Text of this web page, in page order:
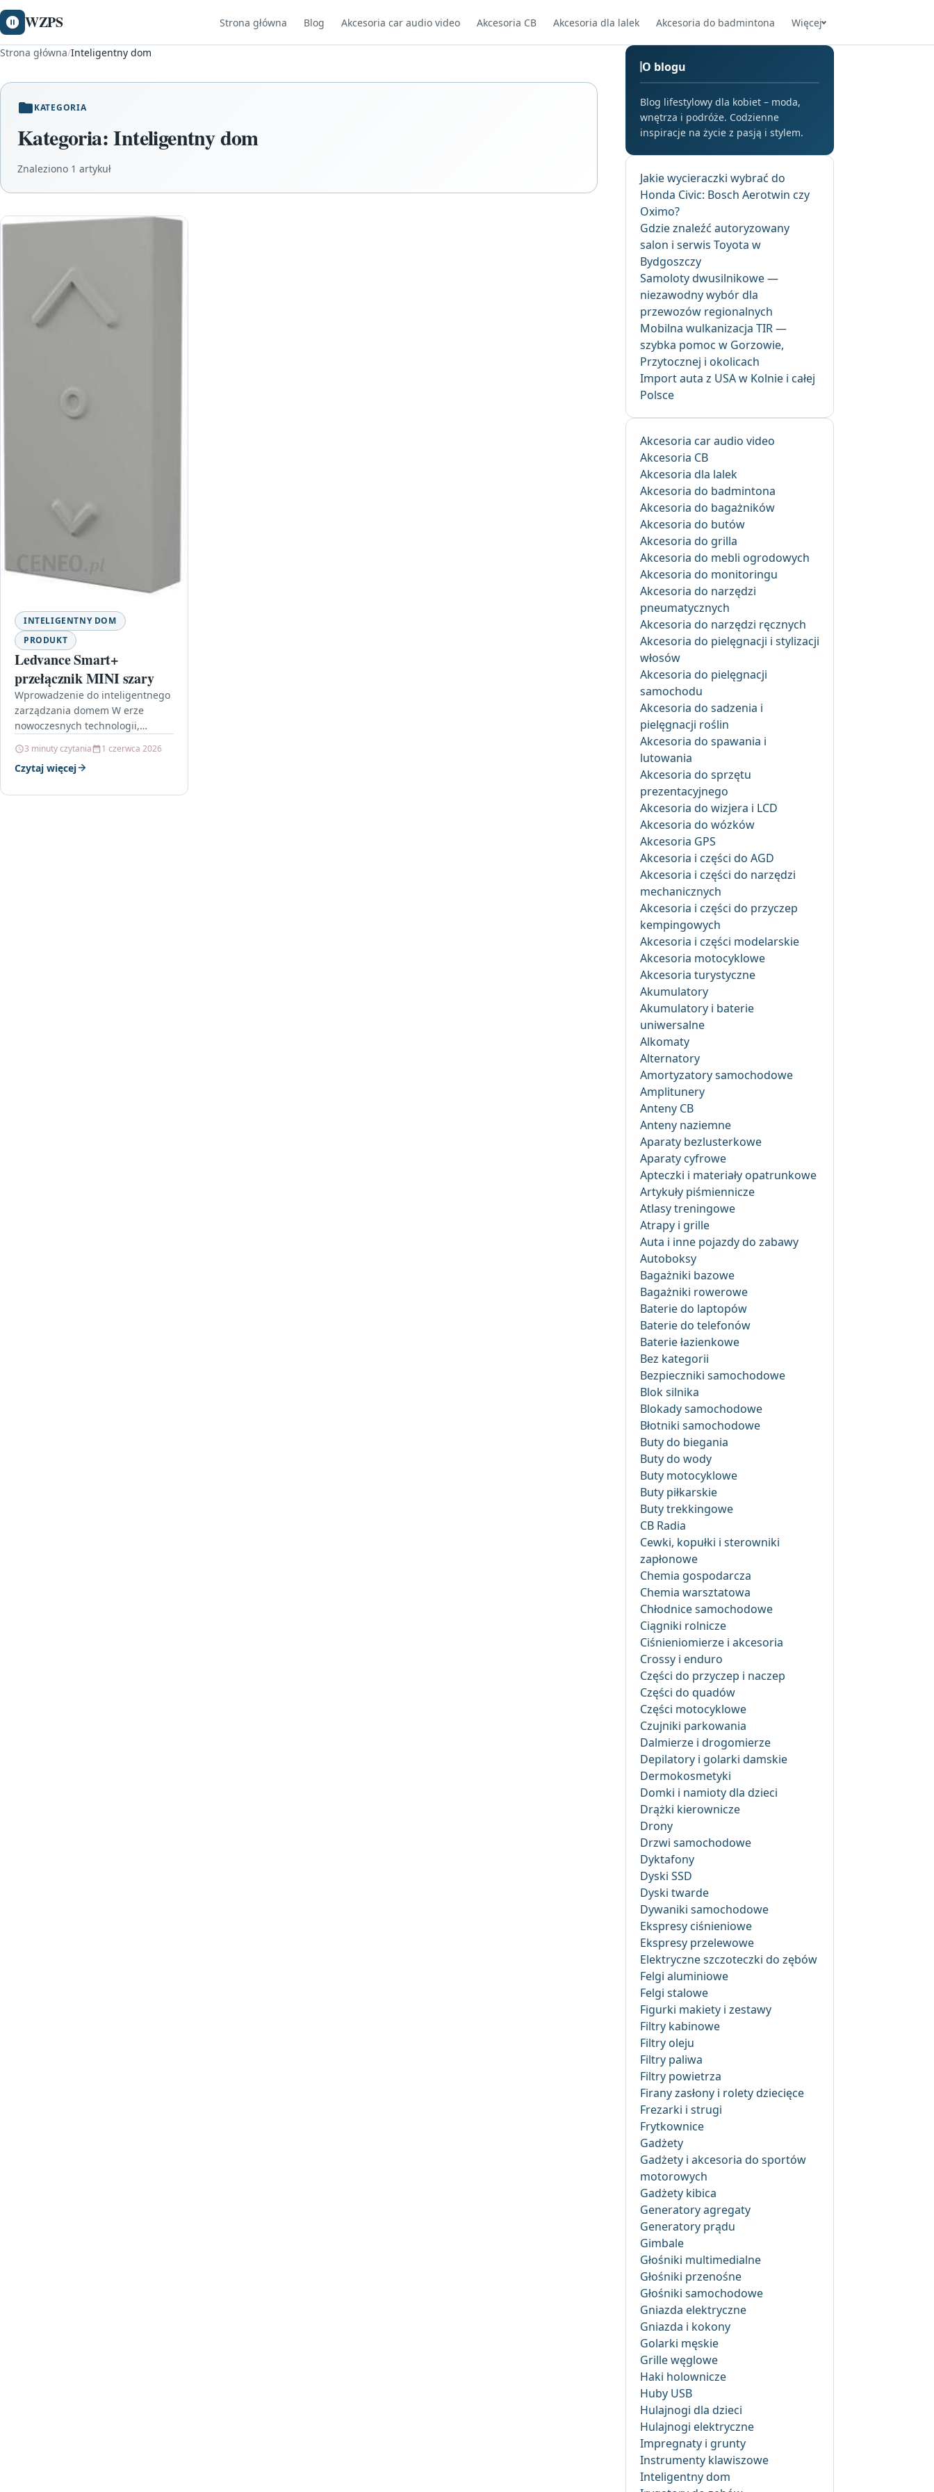
WZPS Strona główna Blog Akcesoria car audio video Akcesoria CB Akcesoria dla lalek Akcesoria do badmintona Więcej
Strona główna/Inteligentny dom
KATEGORIA
Kategoria:Inteligentny dom
Znaleziono 1 artykuł
INTELIGENTNY DOM
PRODUKT
Ledvance Smart+
przełącznik MINI szary
Wprowadzenie do inteligentnego
zarządzania domem W erze
nowoczesnych technologii,
zaczynają dominować w naszych
domach. Jednym z produktów,
3 minuty czytania 1 czerwca 2026
Czytaj więcej
O blogu
Blog lifestylowy dla kobiet – moda,
wnętrza i podróże. Codzienne
inspiracje na życie z pasją i stylem.
Jakie wycieraczki wybrać do
Honda Civic: Bosch Aerotwin czy
Oximo?
Gdzie znaleźć autoryzowany
salon i serwis Toyota w
Bydgoszczy
Samoloty dwusilnikowe —
niezawodny wybór dla
przewozów regionalnych
Mobilna wulkanizacja TIR —
szybka pomoc w Gorzowie,
Przytocznej i okolicach
Import auta z USA w Kolnie i całej
Polsce
Akcesoria car audio video
Akcesoria CB
Akcesoria dla lalek
Akcesoria do badmintona
Akcesoria do bagażników
Akcesoria do butów
Akcesoria do grilla
Akcesoria do mebli ogrodowych
Akcesoria do monitoringu
Akcesoria do narzędzi
pneumatycznych
Akcesoria do narzędzi ręcznych
Akcesoria do pielęgnacji i stylizacji
włosów
Akcesoria do pielęgnacji
samochodu
Akcesoria do sadzenia i
pielęgnacji roślin
Akcesoria do spawania i
lutowania
Akcesoria do sprzętu
prezentacyjnego
Akcesoria do wizjera i LCD
Akcesoria do wózków
Akcesoria GPS
Akcesoria i części do AGD
Akcesoria i części do narzędzi
mechanicznych
Akcesoria i części do przyczep
kempingowych
Akcesoria i części modelarskie
Akcesoria motocyklowe
Akcesoria turystyczne
Akumulatory
Akumulatory i baterie
uniwersalne
Alkomaty
Alternatory
Amortyzatory samochodowe
Amplitunery
Anteny CB
Anteny naziemne
Aparaty bezlusterkowe
Aparaty cyfrowe
Apteczki i materiały opatrunkowe
Artykuły piśmiennicze
Atlasy treningowe
Atrapy i grille
Auta i inne pojazdy do zabawy
Autoboksy
Bagażniki bazowe
Bagażniki rowerowe
Baterie do laptopów
Baterie do telefonów
Baterie łazienkowe
Bez kategorii
Bezpieczniki samochodowe
Blok silnika
Blokady samochodowe
Błotniki samochodowe
Buty do biegania
Buty do wody
Buty motocyklowe
Buty piłkarskie
Buty trekkingowe
CB Radia
Cewki, kopułki i sterowniki
zapłonowe
Chemia gospodarcza
Chemia warsztatowa
Chłodnice samochodowe
Ciągniki rolnicze
Ciśnieniomierze i akcesoria
Crossy i enduro
Części do przyczep i naczep
Części do quadów
Części motocyklowe
Czujniki parkowania
Dalmierze i drogomierze
Depilatory i golarki damskie
Dermokosmetyki
Domki i namioty dla dzieci
Drążki kierownicze
Drony
Drzwi samochodowe
Dyktafony
Dyski SSD
Dyski twarde
Dywaniki samochodowe
Ekspresy ciśnieniowe
Ekspresy przelewowe
Elektryczne szczoteczki do zębów
Felgi aluminiowe
Felgi stalowe
Figurki makiety i zestawy
Filtry kabinowe
Filtry oleju
Filtry paliwa
Filtry powietrza
Firany zasłony i rolety dziecięce
Frezarki i strugi
Frytkownice
Gadżety
Gadżety i akcesoria do sportów
motorowych
Gadżety kibica
Generatory agregaty
Generatory prądu
Gimbale
Głośniki multimedialne
Głośniki przenośne
Głośniki samochodowe
Gniazda elektryczne
Gniazda i kokony
Golarki męskie
Grille węglowe
Haki holownicze
Huby USB
Hulajnogi dla dzieci
Hulajnogi elektryczne
Impregnaty i grunty
Instrumenty klawiszowe
Inteligentny dom